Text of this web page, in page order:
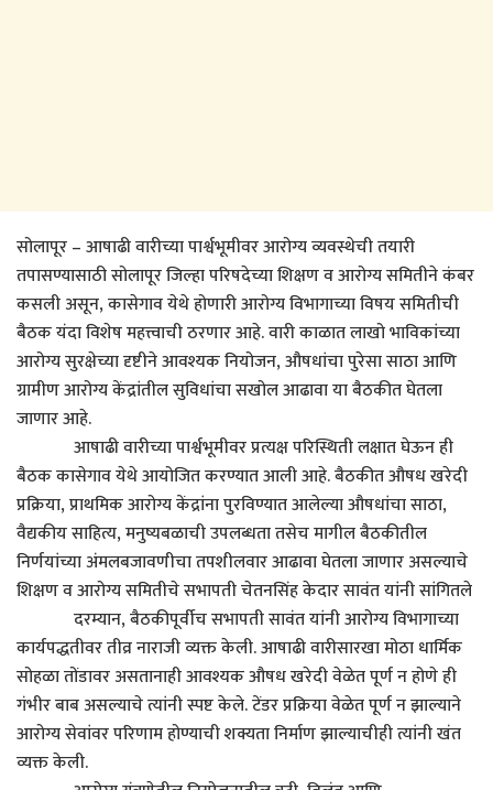
सोलापूर – आषाढी वारीच्या पार्श्वभूमीवर आरोग्य व्यवस्थेची तयारी
तपासण्यासाठी सोलापूर जिल्हा परिषदेच्या शिक्षण व आरोग्य समितीने कंबर
कसली असून, कासेगाव येथे होणारी आरोग्य विभागाच्या विषय समितीची
बैठक यंदा विशेष महत्त्वाची ठरणार आहे. वारी काळात लाखो भाविकांच्या
आरोग्य सुरक्षेच्या दृष्टीने आवश्यक नियोजन, औषधांचा पुरेसा साठा आणि
ग्रामीण आरोग्य केंद्रांतील सुविधांचा सखोल आढावा या बैठकीत घेतला
जाणार आहे.
आषाढी वारीच्या पार्श्वभूमीवर प्रत्यक्ष परिस्थिती लक्षात घेऊन ही
बैठक कासेगाव येथे आयोजित करण्यात आली आहे. बैठकीत औषध खरेदी
प्रक्रिया, प्राथमिक आरोग्य केंद्रांना पुरविण्यात आलेल्या औषधांचा साठा,
वैद्यकीय साहित्य, मनुष्यबळाची उपलब्धता तसेच मागील बैठकीतील
निर्णयांच्या अंमलबजावणीचा तपशीलवार आढावा घेतला जाणार असल्याचे
शिक्षण व आरोग्य समितीचे सभापती चेतनसिंह केदार सावंत यांनी सांगितले
दरम्यान, बैठकीपूर्वीच सभापती सावंत यांनी आरोग्य विभागाच्या
कार्यपद्धतीवर तीव्र नाराजी व्यक्त केली. आषाढी वारीसारखा मोठा धार्मिक
सोहळा तोंडावर असतानाही आवश्यक औषध खरेदी वेळेत पूर्ण न होणे ही
गंभीर बाब असल्याचे त्यांनी स्पष्ट केले. टेंडर प्रक्रिया वेळेत पूर्ण न झाल्याने
आरोग्य सेवांवर परिणाम होण्याची शक्यता निर्माण झाल्याचीही त्यांनी खंत
व्यक्त केली.